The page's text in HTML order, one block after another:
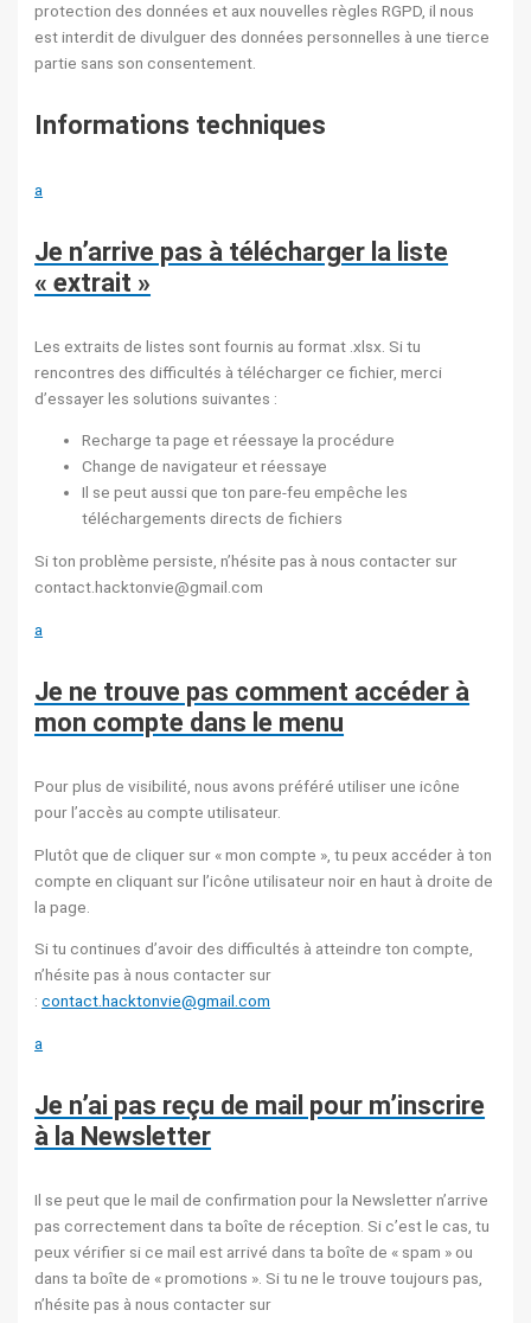
protection des données et aux nouvelles règles RGPD, il nous
est interdit de divulguer des données personnelles à une tierce
partie sans son consentement.
Informations techniques
a
Je n’arrive pas à télécharger la liste
« extrait »
Les extraits de listes sont fournis au format .xlsx. Si tu
rencontres des difficultés à télécharger ce fichier, merci
d’essayer les solutions suivantes :
Recharge ta page et réessaye la procédure
Change de navigateur et réessaye
Il se peut aussi que ton pare-feu empêche les
téléchargements directs de fichiers
Si ton problème persiste, n’hésite pas à nous contacter sur
contact.hacktonvie@gmail.com
a
Je ne trouve pas comment accéder à
mon compte dans le menu
Pour plus de visibilité, nous avons préféré utiliser une icône
pour l’accès au compte utilisateur.
Plutôt que de cliquer sur « mon compte », tu peux accéder à ton
compte en cliquant sur l’icône utilisateur noir en haut à droite de
la page.
Si tu continues d’avoir des difficultés à atteindre ton compte,
n’hésite pas à nous contacter sur
:contact.hacktonvie@gmail.com
a
Je n’ai pas reçu de mail pour m’inscrire
à la Newsletter
Il se peut que le mail de confirmation pour la Newsletter n’arrive
pas correctement dans ta boîte de réception. Si c’est le cas, tu
peux vérifier si ce mail est arrivé dans ta boîte de « spam » ou
dans ta boîte de « promotions ». Si tu ne le trouve toujours pas,
n’hésite pas à nous contacter sur